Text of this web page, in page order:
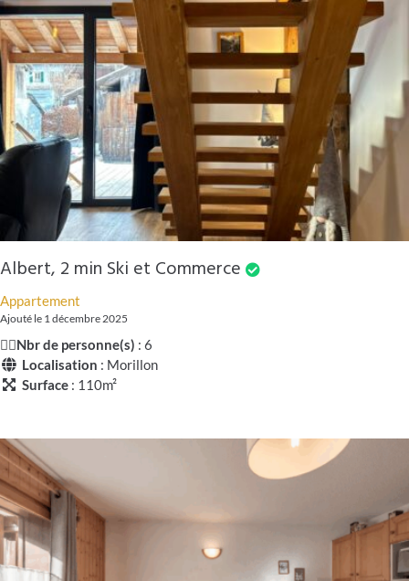
Albert, 2 min Ski et Commerce
Appartement
Ajouté le 1 décembre 2025
🧍‍♂️Nbr de personne(s) : 6
Localisation : Morillon
Surface: 110m²